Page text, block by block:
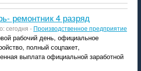
ремонтник 4 разряд
сегодня - Производственное предприятие
рабочий день, официальное
полный соцпакет,
выплата официальной заработной